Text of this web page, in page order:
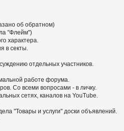
об обратном)
"Флейм")
характера.
в секты.
отдельных участников.
работе форума.
Со всеми вопросами - в личку.
сетях, каналов на YouTube.
"Товары и услуги" доски объявлений.